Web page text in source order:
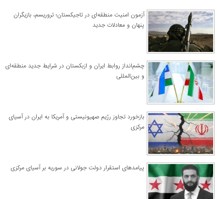
آزمون امنیت منطقه‌ای در تاجیکستان؛ تروریسم، بازیگران
پنهان و معادلات جدید
چشم‌انداز روابط ایران و ازبکستان در شرایط جدید منطقه‌ای
و بین‌المللی
​بازخورد تجاوز رژیم صهیونیستی و آمریکا به ایران در آسیای
مرکزی
پیامدهای استقرار دولت جولانی در سوریه بر آسیای مرکزی